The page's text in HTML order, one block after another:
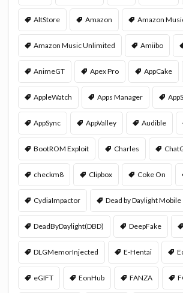
AltStore Amazon Amazon
Amazon Music Unlimited Amiibo
AnimeGT Apex Pro AppCake
AppleWatch Apps Manager
AppSync AppValley Audible
BootROM Exploit Charles
checkm8 Clipbox Coke On
CydiaImpactor Dead by Daylight Mobile
DeadByDaylight(DBD) DeepFake
DLGMemorInjected E-Hentai
eGIFT EonHub FANZA